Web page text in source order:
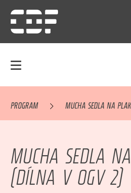
PROGRAM MUCHA SEDLA NA
MUCHA SEDLA
(DÍLNA V OGV 2)